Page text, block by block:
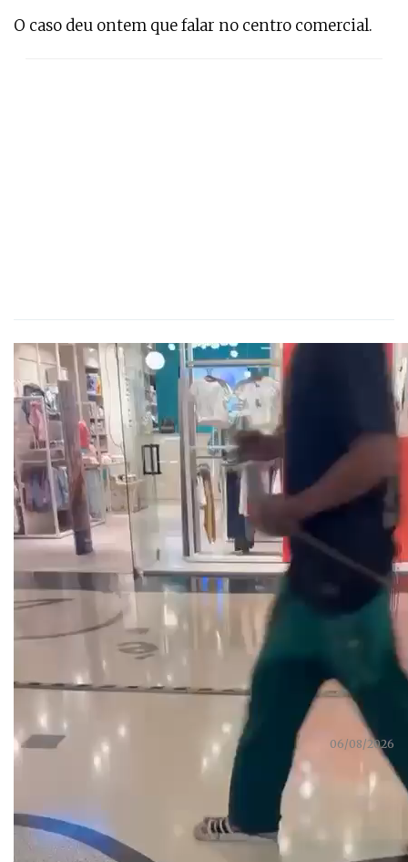
O caso deu ontem que falar no centro comercial.
Lígia Neves 06/08/2026
Partilhar